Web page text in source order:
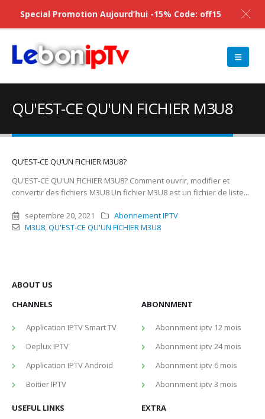
QU'EST-CE QU'UN FICHIER M3U8
QU’EST-CE QU’UN FICHIER M3U8?
QU'EST-CE QU'UN FICHIER M3U8? Comment ouvrir, modifier et
convertir des fichiers M3U8 Un fichier M3U8 est un fichier de liste...
septembre 20, 2021
Abonnement IPTV
M3U8 QU'EST-CE QU'UN FICHIER M3U8
ABOUT US
CHANNELS
Application IPTV Smart TV
Deplux IPTV
Application IPTV Android
Boitier IPTV
ABONNMENT
Abonnment iptv 12 mois
Abonnment iptv 24 mois
Abonnment iptv 6 mois
Abonnment iptv 3 mois
USEFUL LINKS EXTRA
Special Promotion Aujourd’hui -15% Code: off15